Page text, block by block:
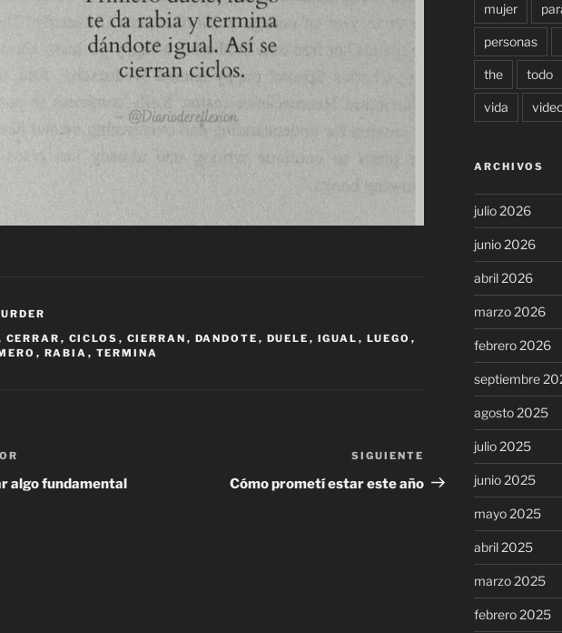
CERRAR , CICLOS , CIERRAN , DANDOTE , DUELE , IGUAL , LUEGO ,
, RABIA , TERMINA
algo fundamental
Siguiente
entrada
SIGUIENTE
Cómo prometí estar este año
mujer
personas
the todo
vida
ARCHIVOS
julio 2026
junio 2026
abril 2026
marzo 2026
febrero 2026
septiembre
agosto 2025
julio 2025
junio 2025
mayo 2025
abril 2025
marzo 2025
febrero 2025